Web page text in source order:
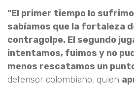
"El primer tiempo lo
sabíamos que la fortaleza
contragolpe. El segundo
intentamos, fuimos y no
menos rescatamos un
defensor colombiano, quien